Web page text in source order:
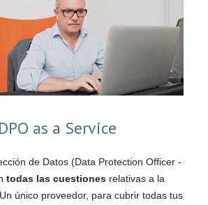
as a Service
de Datos (Data Protection Officer -
todas las cuestiones relativas a la
único proveedor, para cubrir todas tus